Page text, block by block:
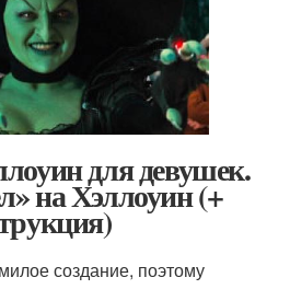
для девушек.
на Хэллоуин (+
создание, поэтому